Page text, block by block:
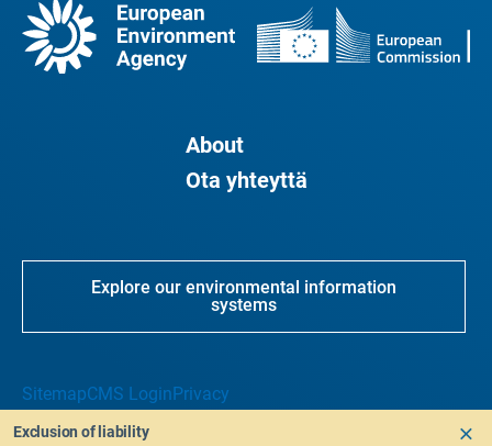
About
Ota yhteyttä
Explore our environmental information
systems
SitemapCMS LoginPrivacy
Exclusion of liability